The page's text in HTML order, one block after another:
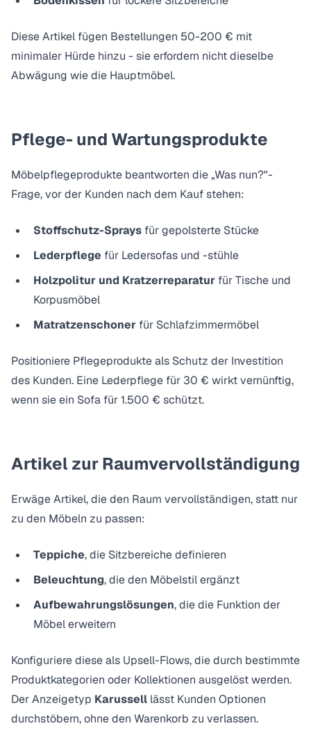
Diese Artikel fügen Bestellungen 50-200 € mit
minimaler Hürde hinzu - sie erfordern nicht dieselbe
Abwägung wie die Hauptmöbel.
Pflege- und Wartungsprodukte
Möbelpflegeprodukte beantworten die „Was nun?"-
Frage, vor der Kunden nach dem Kauf stehen:
Stoffschutz-Sprays für gepolsterte Stücke
Lederpflege für Ledersofas und -stühle
Holzpolitur und Kratzerreparatur für Tische und
Korpusmöbel
Matratzenschoner für Schlafzimmermöbel
Positioniere Pflegeprodukte als Schutz der Investition
des Kunden. Eine Lederpflege für 30 € wirkt vernünftig,
wenn sie ein Sofa für 1.500 € schützt.
Artikel zur Raumvervollständigung
Erwäge Artikel, die den Raum vervollständigen, statt nur
zu den Möbeln zu passen:
Teppiche, die Sitzbereiche definieren
Beleuchtung, die den Möbelstil ergänzt
Aufbewahrungslösungen, die die Funktion der
Möbel erweitern
Konfiguriere diese als Upsell-Flows, die durch bestimmte
Produktkategorien oder Kollektionen ausgelöst werden.
Der Anzeigetyp Karussell lässt Kunden Optionen
durchstöbern, ohne den Warenkorb zu verlassen.